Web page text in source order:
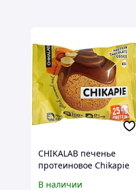
CHIKALAB печенье
протеиновое Chikapie
В наличии